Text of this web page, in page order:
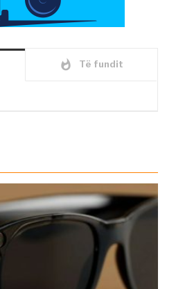
whatshot Të fundit